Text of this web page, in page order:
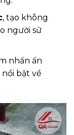
, tạo không
người sử
nhấn ấn
bật về